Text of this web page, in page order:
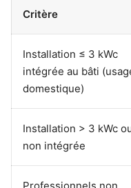
Critère
Installation ≤ 3 kWc
intégrée au bâti
domestique)
Installation > 3 kWc
non intégrée